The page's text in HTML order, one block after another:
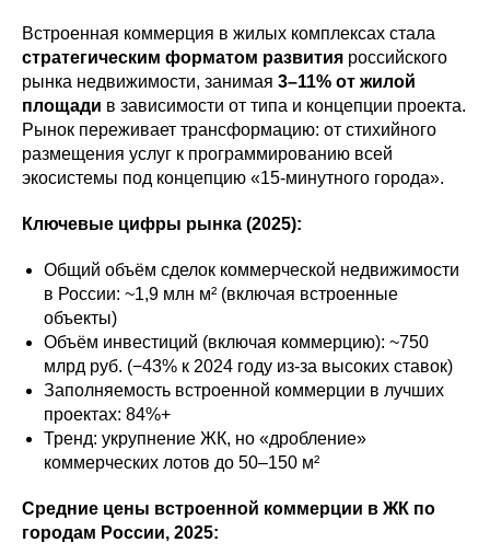
Встроенная коммерция в жилых комплексах стала
стратегическим форматом развития российского
рынка недвижимости, занимая 3–11% от жилой
площади в зависимости от типа и концепции проекта.
Рынок переживает трансформацию: от стихийного
размещения услуг к программированию всей
экосистемы под концепцию «15‑минутного города».​
Ключевые цифры рынка (2025):
Общий объём сделок коммерческой недвижимости
в России: ~1,9 млн м² (включая встроенные
объекты)
Объём инвестиций (включая коммерцию): ~750
млрд руб. (−43% к 2024 году из-за высоких ставок)
Заполняемость встроенной коммерции в лучших
проектах: 84%+
Тренд: укрупнение ЖК, но «дробление»
коммерческих лотов до 50–150 м²
Средние цены встроенной коммерции в ЖК по
городам России, 2025: